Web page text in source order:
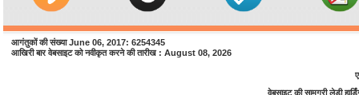
आगंतुकों की संख्या June 06, 2017: 6254345
आखिरी बार वेबसाइट को नवीकृत करने की तारीख : August 08, 2026
वेबसाइट की सामग्री लेडी